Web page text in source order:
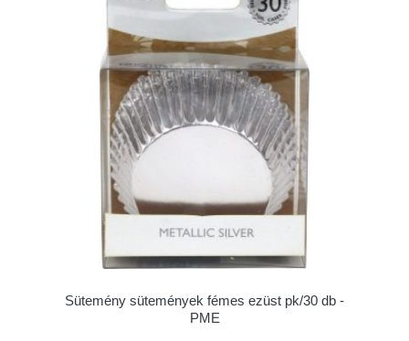
Sütemény sütemények fémes ezüst pk/30 db -
PME